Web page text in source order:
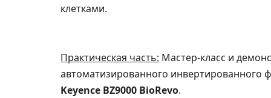
клетками.
Практическая часть: Мастер-класс и
автоматизированного инвертированного
Keyence BZ9000 BioRevo.